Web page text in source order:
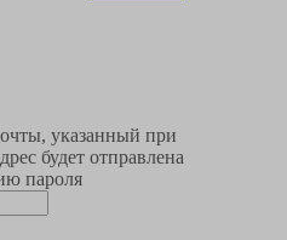
указанный при
будет отправлена
пароля